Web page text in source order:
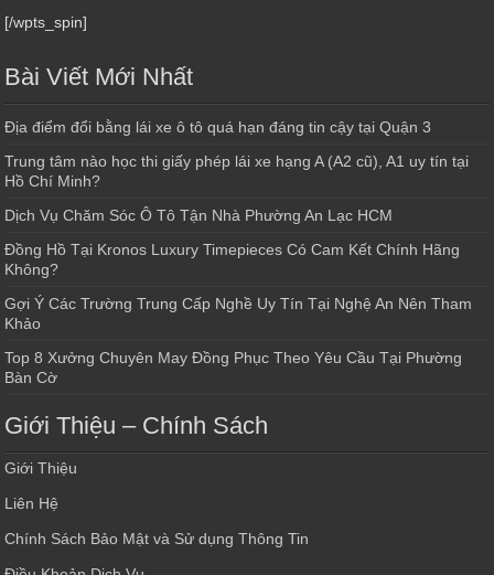
[/wpts_spin]
Bài Viết Mới Nhất
Địa điểm đổi bằng lái xe ô tô quá hạn đáng tin cậy tại Quận 3
Trung tâm nào học thi giấy phép lái xe hạng A (A2 cũ), A1 uy tín tại
Hồ Chí Minh?
Dịch Vụ Chăm Sóc Ô Tô Tận Nhà Phường An Lạc HCM
Đồng Hồ Tại Kronos Luxury Timepieces Có Cam Kết Chính Hãng
Không?
Gợi Ý Các Trường Trung Cấp Nghề Uy Tín Tại Nghệ An Nên Tham
Khảo
Top 8 Xưởng Chuyên May Đồng Phục Theo Yêu Cầu Tại Phường
Bàn Cờ
Giới Thiệu – Chính Sách
Giới Thiệu
Liên Hệ
Chính Sách Bảo Mật và Sử dụng Thông Tin